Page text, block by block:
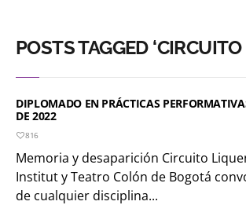
POSTS TAGGED
DIPLOMADO EN PRÁCTICAS
DE 2022
816
Memoria y desaparición Circuito
Institut y Teatro Colón de Bogotá
de cualquier disciplina...